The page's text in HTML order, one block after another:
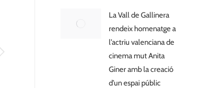
La Vall de Gallinera
rendeix homenatge a
l’actriu valenciana de
cinema mut Anita
Giner amb la creació
d’un espai públic